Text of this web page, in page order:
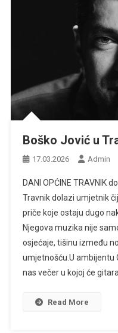
Boško Jović u
17.03.2026 Admin
DANI OPĆINE TRAVNIK
Travnik dolazi umjetnik
priče koje ostaju dugo
Njegova muzika nije
osjećaje, tišinu između
umjetnošću.U ambijentu
nas večer u kojoj će
Read More